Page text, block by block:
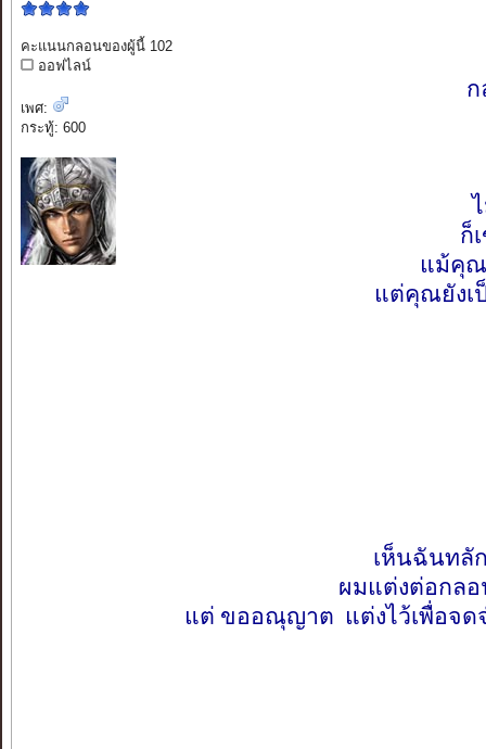
คะแนนกลอนของผู้นี้ 102
ออฟไลน์
เพศ:
กระทู้: 600
กล
ก็
แม้คุ
แต่คุณยังเ
เห็นฉันทลั
ผมแต่งต่อกลอ
แต่ ขออณุญาต แต่งไว้เพื่อจ